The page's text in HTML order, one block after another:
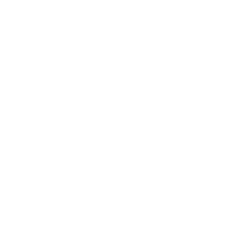
somewhat again either in the